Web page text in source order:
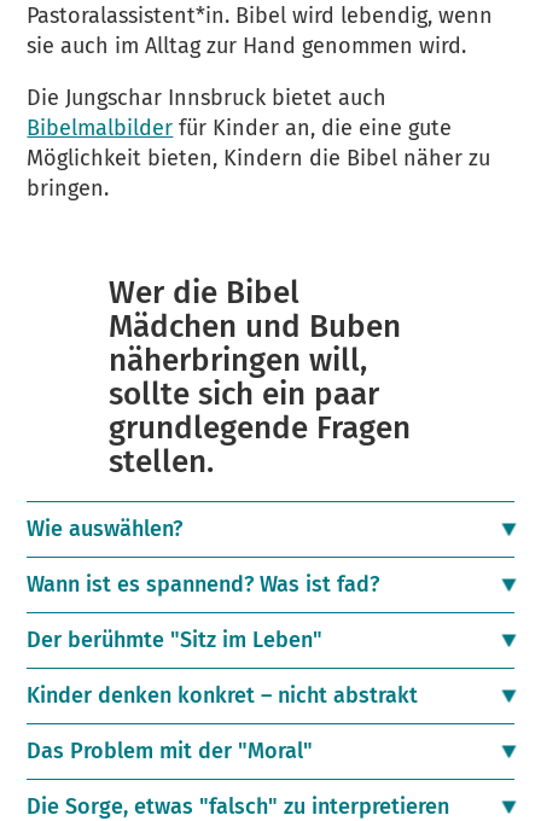
Pastoralassistent*in. Bibel wird lebendig, wenn
sie auch im Alltag zur Hand genommen wird.
Die Jungschar Innsbruck bietet auch
Bibelmalbilder für Kinder an, die eine gute
Möglichkeit bieten, Kindern die Bibel näher zu
bringen.
Wer die Bibel
Mädchen und Buben
näherbringen will,
sollte sich ein paar
grundlegende Fragen
stellen.
Wie auswählen?
Wann ist es spannend? Was ist fad?
Der berühmte "Sitz im Leben"
Kinder denken konkret – nicht abstrakt
Das Problem mit der "Moral"
Die Sorge, etwas "falsch" zu interpretieren